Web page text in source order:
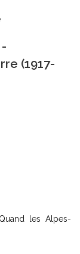
(1917-
les Alpes-